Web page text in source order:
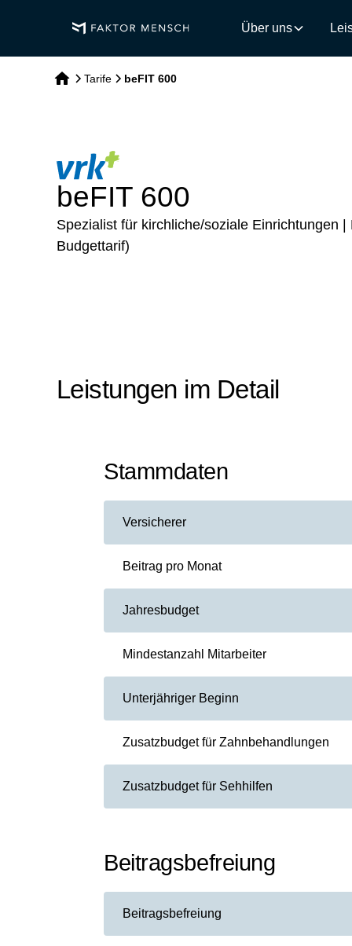
Über uns
Tarife beFIT 600
beFIT 600
Spezialist für kirchliche/soziale Einrichtungen
Budgettarif)
Leistungen im Detail
Stammdaten
Versicherer
Beitrag pro Monat
Jahresbudget
Mindestanzahl Mitarbeiter
Unterjähriger Beginn
Zusatzbudget für Zahnbehandlungen
Zusatzbudget für Sehhilfen
Beitragsbefreiung
Beitragsbefreiung